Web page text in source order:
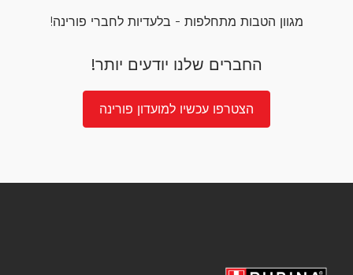
מגוון הטבות מתחלפות - בלעדיות לחברי פורינה!
החברים שלנו יודעים יותר!
הצטרפו עכשיו למועדון פורינה